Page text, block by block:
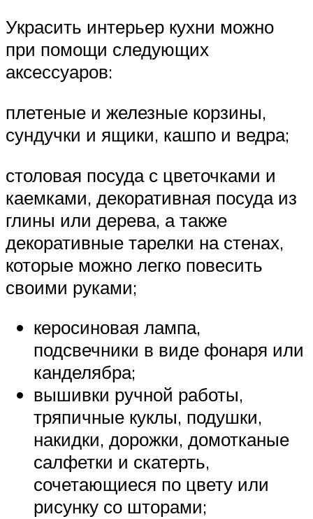
Украсить интерьер кухни можно
при помощи следующих
аксессуаров:
плетеные и железные корзины,
сундучки и ящики, кашпо и ведра;
столовая посуда с цветочками и
каемками, декоративная посуда из
глины или дерева, а также
декоративные тарелки на стенах,
которые можно легко повесить
своими руками;
керосиновая лампа,
подсвечники в виде фонаря или
канделябра;
вышивки ручной работы,
тряпичные куклы, подушки,
накидки, дорожки, домотканые
салфетки и скатерть,
сочетающиеся по цвету или
рисунку со шторами;